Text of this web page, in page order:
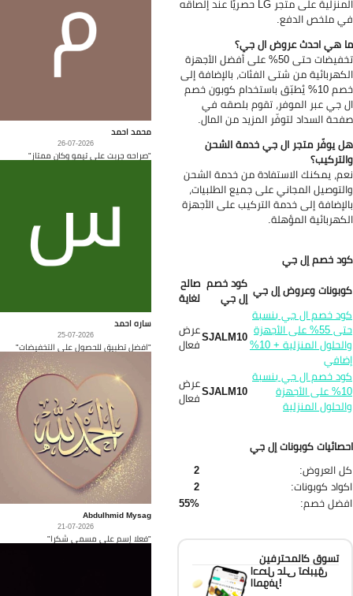
المنزلية على متجر LG حصريًا عند إلصاقه
ملخص الدفع.
هي احدث عروض ال جي؟
تخفيضات حتى 50% على أفضل الأجهزة
من شتى الفئات، بالإضافة إلى
خصم 10% يُطبّق باستخدام كوبون خصم
جي عبر الموفر، تقوم بلصقه في
السداد لتوفّر المزيد من المال.
يوفّر متجر ال جي خدمة الشحن
يمكنك الاستفادة من خدمة الشحن
المجاني على جميع الطلبيات،
إلى خدمة التركيب على الأجهزة
المؤهلة.
خصم إل جي
وعروض إل جي
كود خصم
إل جي
صالح
لغاية
خصم ال جي بنسبة
حتى 55% على الأجهزة
والحلول المنزلية + 10%SJALM10عرض
فعال
خصم ال جي بنسبة
10% على الأجهزة
المنزلية
SJALM10عرض
فعال
كوبونات إل جي
العروض:
كوبونات:
خصم:
55%
تسوق كالمحترفين
احصل على تطبيق
الموفر!
محمد احمد
26-07-2026
"صراحه جربت على تيمو وكان ممتاز"
ساره احمد
25-07-2026
"افضل تطبيق للحصول على التخفيضات"
Abdulhmid Mysag
21-07-2026
"فعلا إسم على مسمى شكرا"